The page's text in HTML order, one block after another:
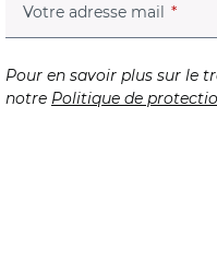
Votre adresse mail
Pour en savoir plus sur le
notre Politique de